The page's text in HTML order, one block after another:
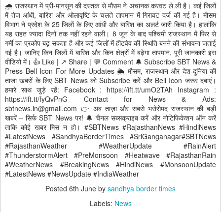
🌧️ राजस्थान में प्री-मानसून की दस्तक से मौसम ने अचानक करवट ले ली है। कई जिलों
में तेज आंधी, बारिश और ओलावृष्टि के चलते तापमान में गिरावट दर्ज की गई है। मौसम
विभाग ने प्रदेश के 25 जिलों के लिए आंधी और बारिश का अलर्ट जारी किया है। हालांकि
यह राहत ज्यादा दिनों तक नहीं रहने वाली। 8 जून के बाद पश्चिमी राजस्थान में फिर से
गर्मी का प्रकोप बढ़ सकता है और कई जिलों में हीटवेव की स्थिति बनने की संभावना जताई
गई है। जानिए किन जिलों में बारिश और किन क्षेत्रों में बढ़ेगा तापमान, पूरी जानकारी इस
वीडियो में। 👍 Like | ↗️ Share | 💬 Comment 🔔 Subscribe SBT News &
Press Bell Icon For More Updates 🌦️ मौसम, राजस्थान और देश-दुनिया की
ताजा खबरों के लिए SBT News को Subscribe करें और Bell Icon जरूर दबाएं।
हमारे साथ जुड़े रहें: Facebook : https://ift.tt/umO2TAh Instagram :
https://ift.tt/fyQvPnG Contact for News & Ads:
sbtnews.in@gmail.com 👉 अब ताज़ा और सबसे भरोसेमंद राजस्थान की बड़ी
खबरें – सिर्फ SBT News पर! 🔔 चैनल सब्सक्राइब करें और नोटिफिकेशन ऑन करें
ताकि कोई खबर मिस न हो। #SBTNews #RajasthanNews #HindiNews
#LatestNews #SandhyaBorderTimes #SriGanganagar#SBTNews
#RajasthanWeather #WeatherUpdate #RainAlert
#ThunderstormAlert #PreMonsoon #Heatwave #RajasthanRain
#WeatherNews #BreakingNews #HindiNews #MonsoonUpdate
#LatestNews #NewsUpdate #IndiaWeather
Posted 6th June by sandhya border times
Labels: News